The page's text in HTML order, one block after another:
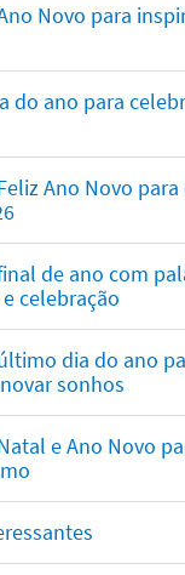
Novo para
do ano para
Ano Novo
de ano com
celebração
dia do ano
sonhos
e Ano Novo